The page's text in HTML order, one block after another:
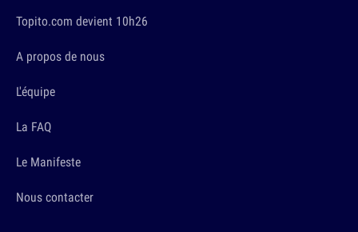
Topito.com devient 10h26
A propos de nous
L'équipe
La FAQ
Le Manifeste
Nous contacter